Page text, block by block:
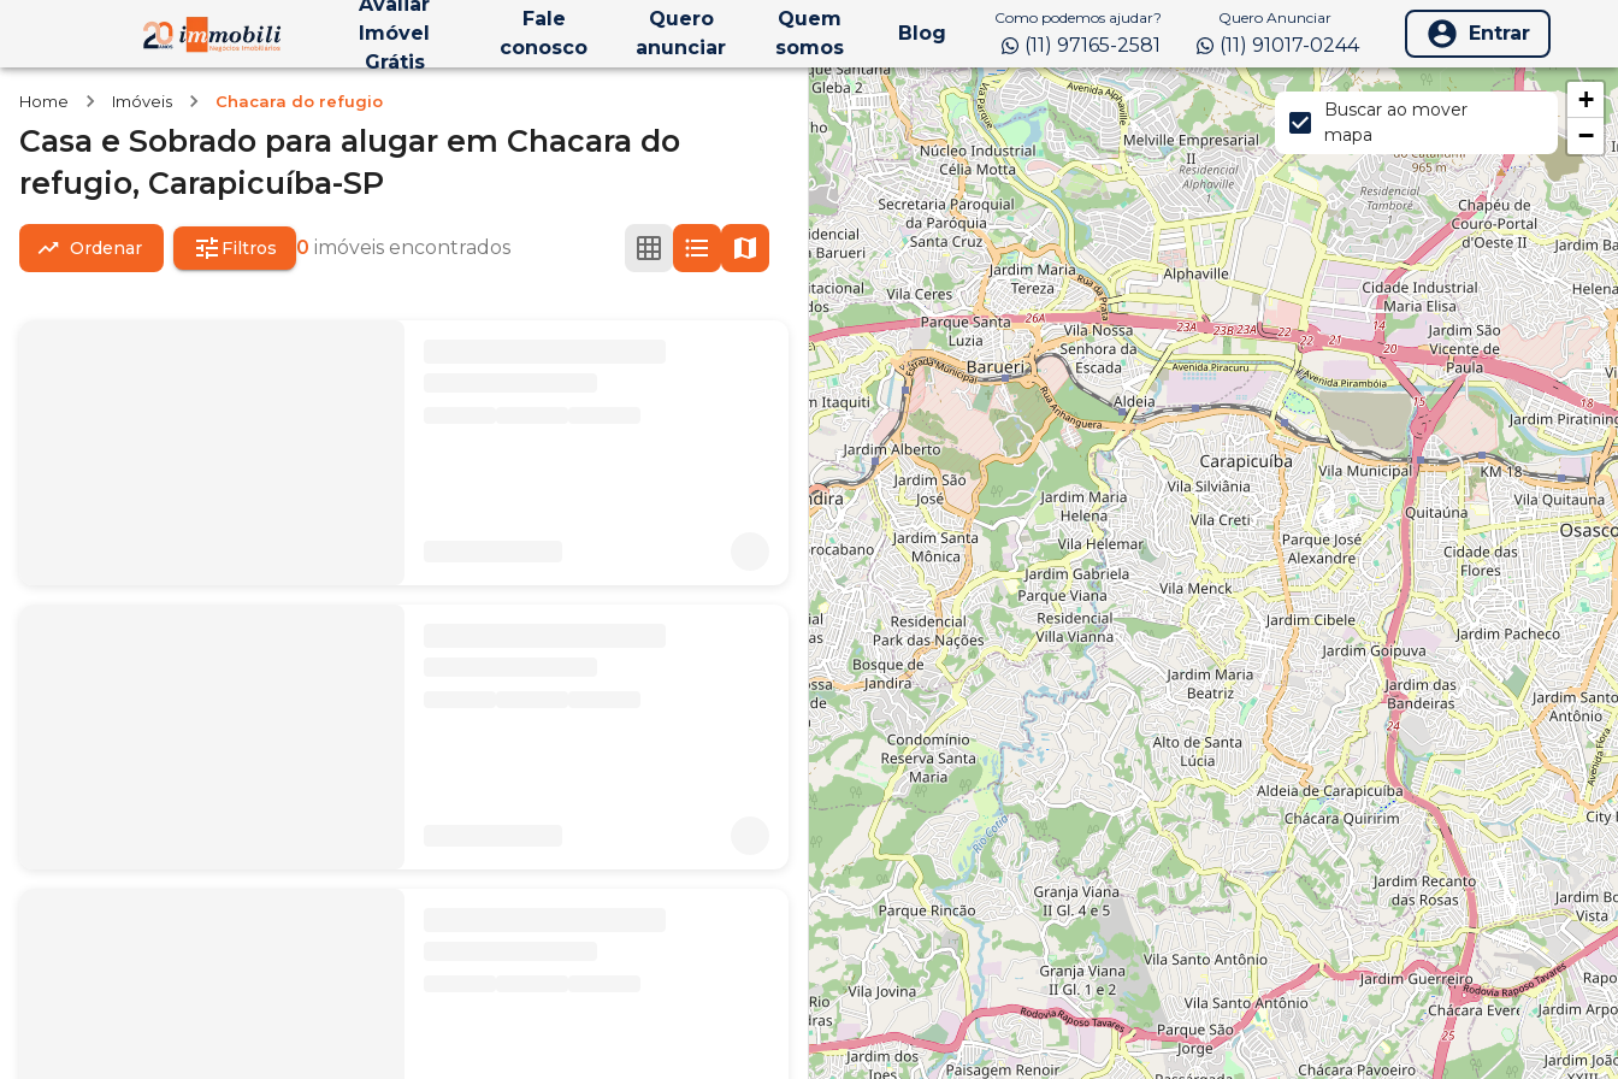
Imóvel
Grátis
Fale
conosco
Quero
anunciar
Quem
somos
Blog
Como podemos ajudar?
(11) 97165-2581
Quero Anunciar
(11) 91017-0244 Entrar
Home Imóveis Chacara do refugio
Casa e Sobrado para alugar em Chacara do
refugio, Carapicuíba-SP
Ordenar Filtros 0 imóveis encontrados
+
−
Buscar ao mover
mapa